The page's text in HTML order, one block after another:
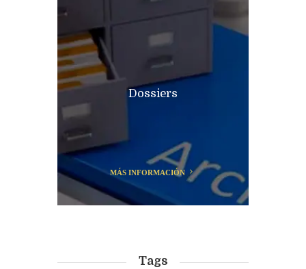
Dossiers
MÁS INFORMACIÓN
Tags